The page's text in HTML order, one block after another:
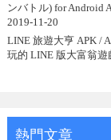
ンバトル) for Android
2019-11-20
LINE 旅遊大亨 APK /
玩的 LINE 版大富翁遊
熱門文章